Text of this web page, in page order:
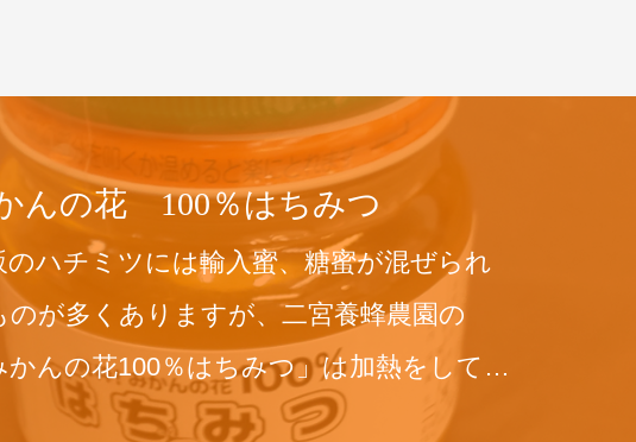
んの花 100％はちみつ
のハチミツには輸入蜜、糖蜜が混ぜられ
のが多くありますが、二宮養蜂農園の
かんの花100％はちみつ」は加熱をしてい
、採取したまま…